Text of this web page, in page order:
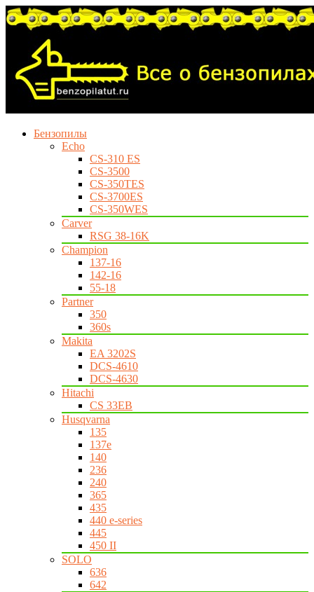
Бензопилы
Echo
CS-310 ES
CS-3500
CS-350TES
CS-3700ES
CS-350WES
Carver
RSG 38-16K
Champion
137-16
142-16
55-18
Partner
350
360s
Makita
EA 3202S
DCS-4610
DCS-4630
Hitachi
CS 33EB
Husqvarna
135
137e
140
236
240
365
435
440 e-series
445
450 II
SOLO
636
642